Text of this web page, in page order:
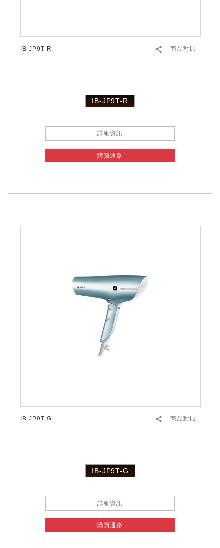
IB-JP9T-R 商品對比
IB-JP9T-R
詳細資訊
購買通路
IB-JP9T-G 商品對比
IB-JP9T-G
詳細資訊
購買通路